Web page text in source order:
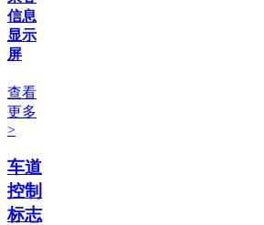
信息
显示
屏
查看
更多
>
车道
控制
标志